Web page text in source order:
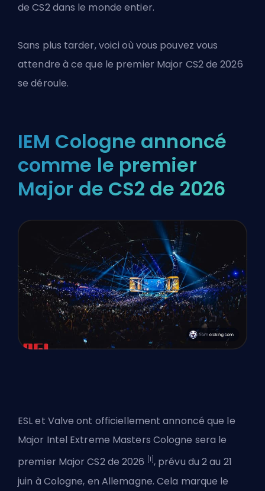
de CS2 dans le monde entier.
Sans plus tarder, voici où vous pouvez vous
attendre à ce que le premier Major CS2de 2026
se déroule.
IEM Cologne annoncé
comme le premier
Major de CS2 de 2026
ESL et Valve ont officiellement annoncé que le
Major Intel Extreme Masters Cologne sera le
premier Major CS2 de 2026
[1] , prévu du 2 au 21
juin à Cologne, en Allemagne. Cela marque le